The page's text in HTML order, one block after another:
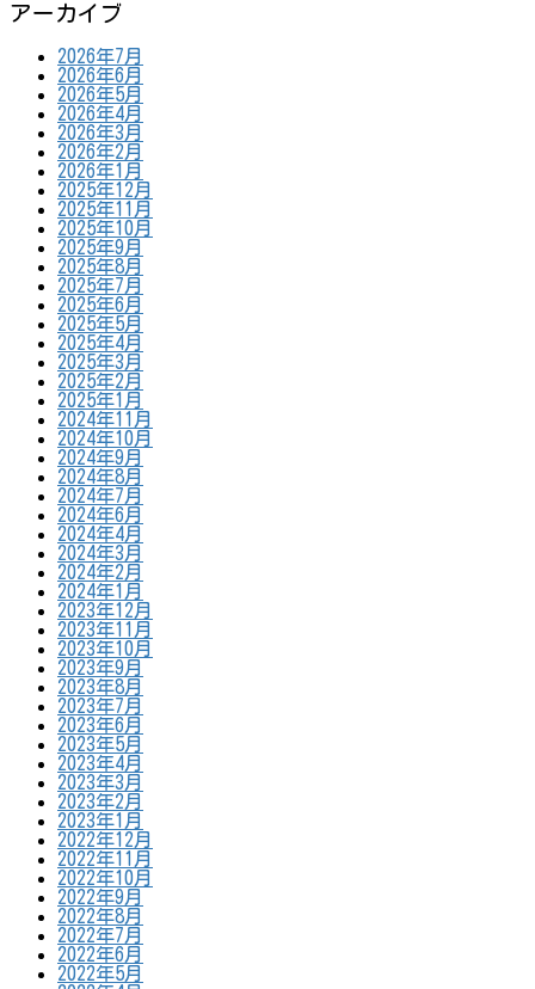
アーカイブ
2026年7月
2026年6月
2026年5月
2026年4月
2026年3月
2026年2月
2026年1月
2025年12月
2025年11月
2025年10月
2025年9月
2025年8月
2025年7月
2025年6月
2025年5月
2025年4月
2025年3月
2025年2月
2025年1月
2024年11月
2024年10月
2024年9月
2024年8月
2024年7月
2024年6月
2024年4月
2024年3月
2024年2月
2024年1月
2023年12月
2023年11月
2023年10月
2023年9月
2023年8月
2023年7月
2023年6月
2023年5月
2023年4月
2023年3月
2023年2月
2023年1月
2022年12月
2022年11月
2022年10月
2022年9月
2022年8月
2022年7月
2022年6月
2022年5月